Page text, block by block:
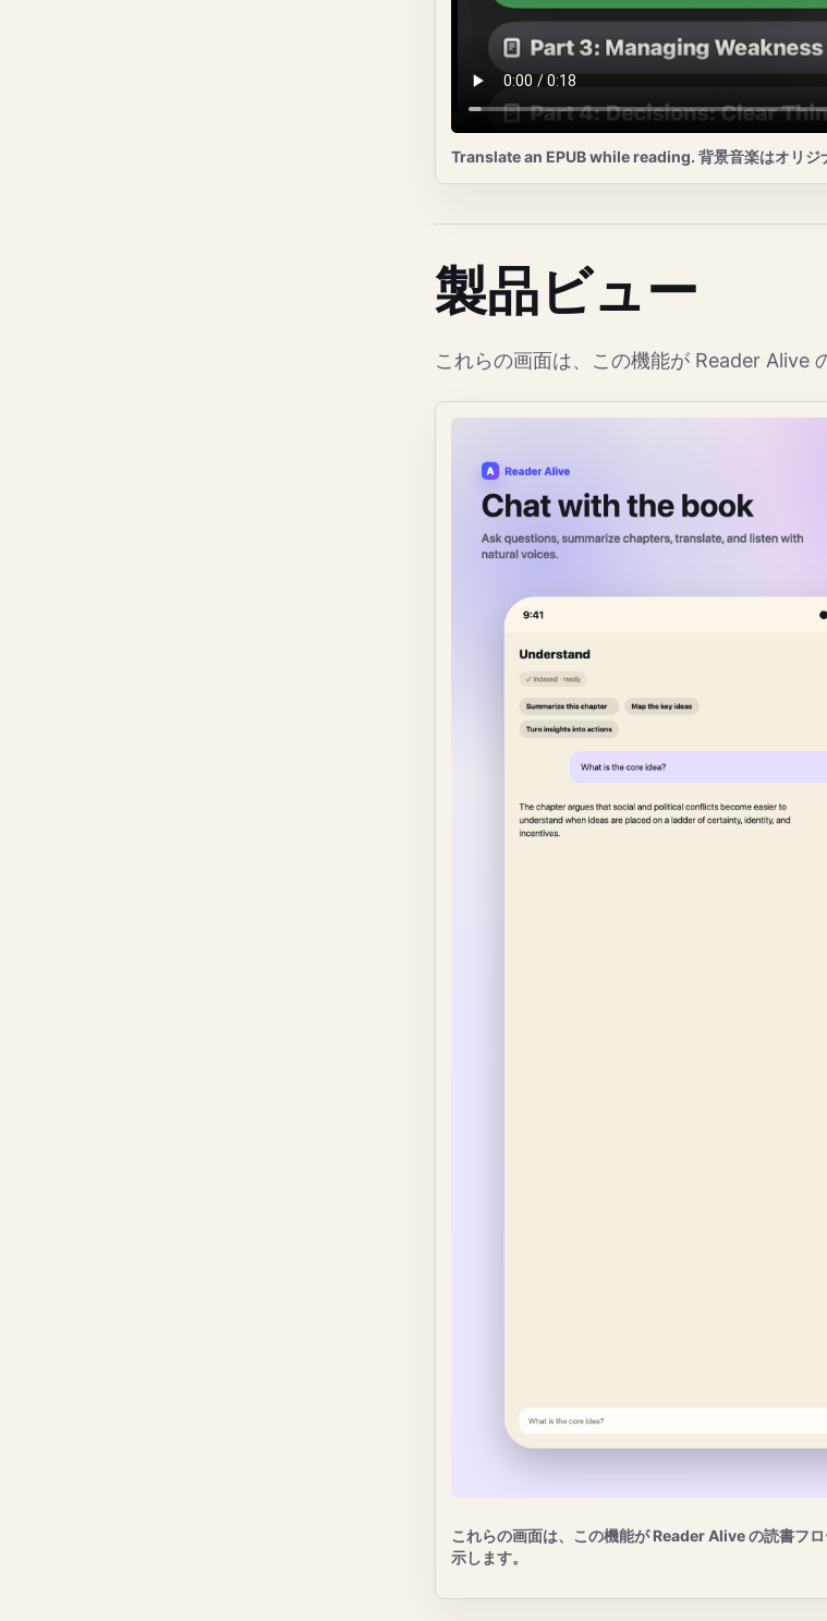
Translate an EPUB while reading. 背景音楽はオリジ
製品ビュー
これらの画面は、この機能が Reader Alive
これらの画面は、この機能が Reader Alive の読書フ
示します。